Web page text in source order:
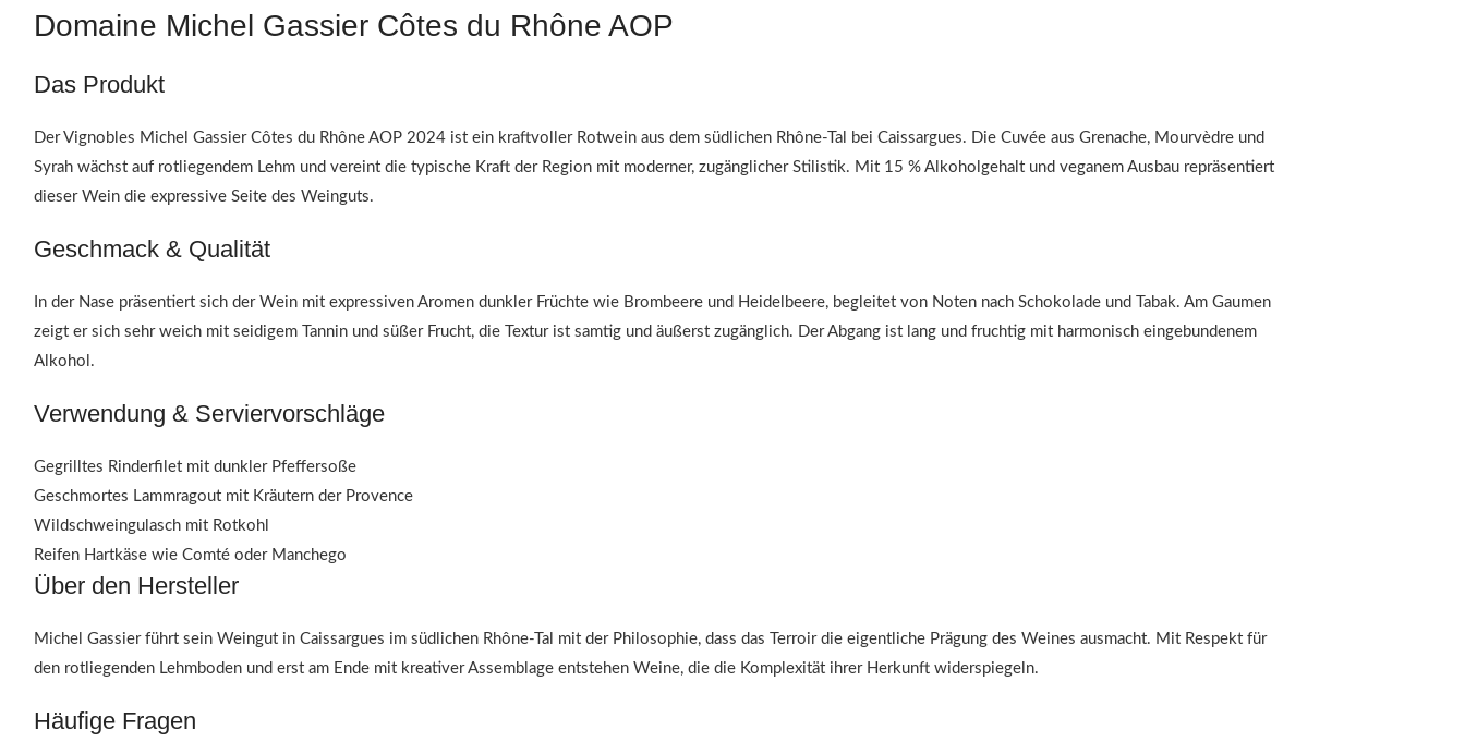
Domaine Michel Gassier Côtes du Rhône AOP
Das Produkt
Der Vignobles Michel Gassier Côtes du Rhône AOP 2024 ist ein kraftvoller Rotwein aus dem südlichen Rhône-Tal bei Caissargues. Die Cuvée aus Grenache, Mourvèdre und
Syrah wächst auf rotliegendem Lehm und vereint die typische Kraft der Region mit moderner, zugänglicher Stilistik. Mit 15 % Alkoholgehalt und veganem Ausbau repräsentiert
dieser Wein die expressive Seite des Weinguts.
Geschmack & Qualität
In der Nase präsentiert sich der Wein mit expressiven Aromen dunkler Früchte wie Brombeere und Heidelbeere, begleitet von Noten nach Schokolade und Tabak. Am Gaumen
zeigt er sich sehr weich mit seidigem Tannin und süßer Frucht, die Textur ist samtig und äußerst zugänglich. Der Abgang ist lang und fruchtig mit harmonisch eingebundenem
Alkohol.
Verwendung & Serviervorschläge
Gegrilltes Rinderfilet mit dunkler Pfeffersoße
Geschmortes Lammragout mit Kräutern der Provence
Wildschweingulasch mit Rotkohl
Reifen Hartkäse wie Comté oder Manchego
Über den Hersteller
Michel Gassier führt sein Weingut in Caissargues im südlichen Rhône-Tal mit der Philosophie, dass das Terroir die eigentliche Prägung des Weines ausmacht. Mit Respekt für
den rotliegenden Lehmboden und erst am Ende mit kreativer Assemblage entstehen Weine, die die Komplexität ihrer Herkunft widerspiegeln.
Häufige Fragen